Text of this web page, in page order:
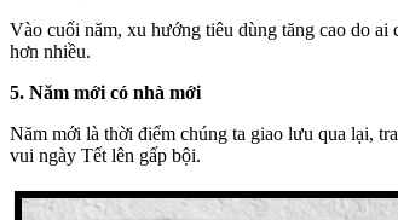
Vào cuối năm, xu hướng tiêu dùng tăng cao do
hơn nhiều.
5. Năm mới có nhà mới
Năm mới là thời điểm chúng ta giao lưu qua lại,
vui ngày Tết lên gấp bội.